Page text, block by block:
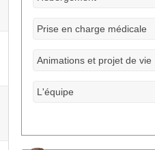
Prise en charge médicale
Animations et projet de vie
L'équipe